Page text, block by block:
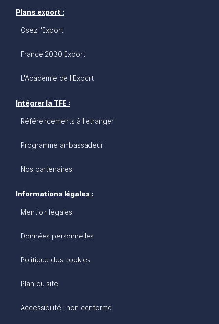
Plans export :
Osez l'Export
France 2030 Export
L'Académie de l'Export
Intégrer la TFE :
Référencements à l'étranger
Programme ambassadeur
Nos partenaires
Informations légales :
Mention légales
Données personnelles
Politique des cookies
Plan du site
Accessibilité : non conforme